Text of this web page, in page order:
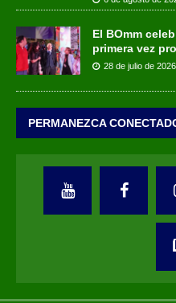
El BOmm
primera vez
28 de julio de 2026
PERMANEZCA